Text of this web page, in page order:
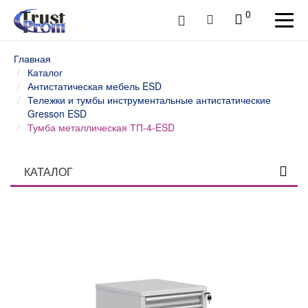
0
Главная
Каталог
Антистатическая мебель ESD
Тележки и тумбы инструментальные антистатические
Gresson ESD
Тумба металлическая ТП-4-ESD
КАТАЛОГ
Тумбы, шкафы и тележки диагностические /